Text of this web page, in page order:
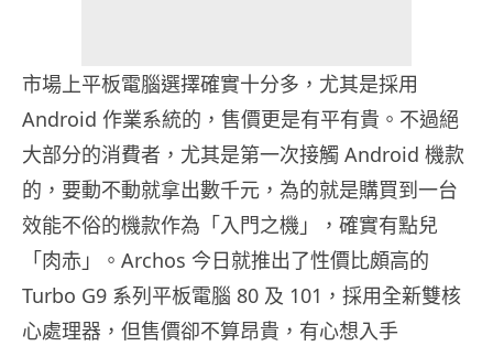
市場上平板電腦選擇確實十分多，尤其是採用
Android 作業系統的，售價更是有平有貴。不過絕
大部分的消費者，尤其是第一次接觸 Android 機款
的，要動不動就拿出數千元，為的就是購買到一台
效能不俗的機款作為「入門之機」，確實有點兒
「肉赤」。Archos 今日就推出了性價比頗高的
Turbo G9 系列平板電腦 80 及 101，採用全新雙核
心處理器，但售價卻不算昂貴，有心想入手